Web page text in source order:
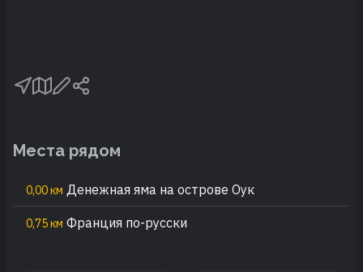
Места рядом
0,00 км Денежная яма на острове Оук
0,75 км Франция по-русски